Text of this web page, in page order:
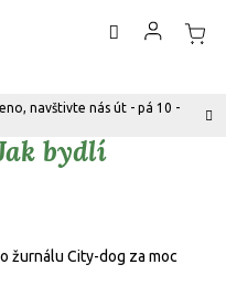
navštivte nás út - pá 10 -
bydlí
žurnálu City-dog za moc